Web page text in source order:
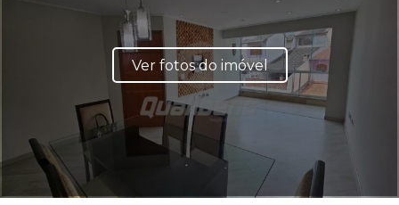
Ver fotos do imóvel